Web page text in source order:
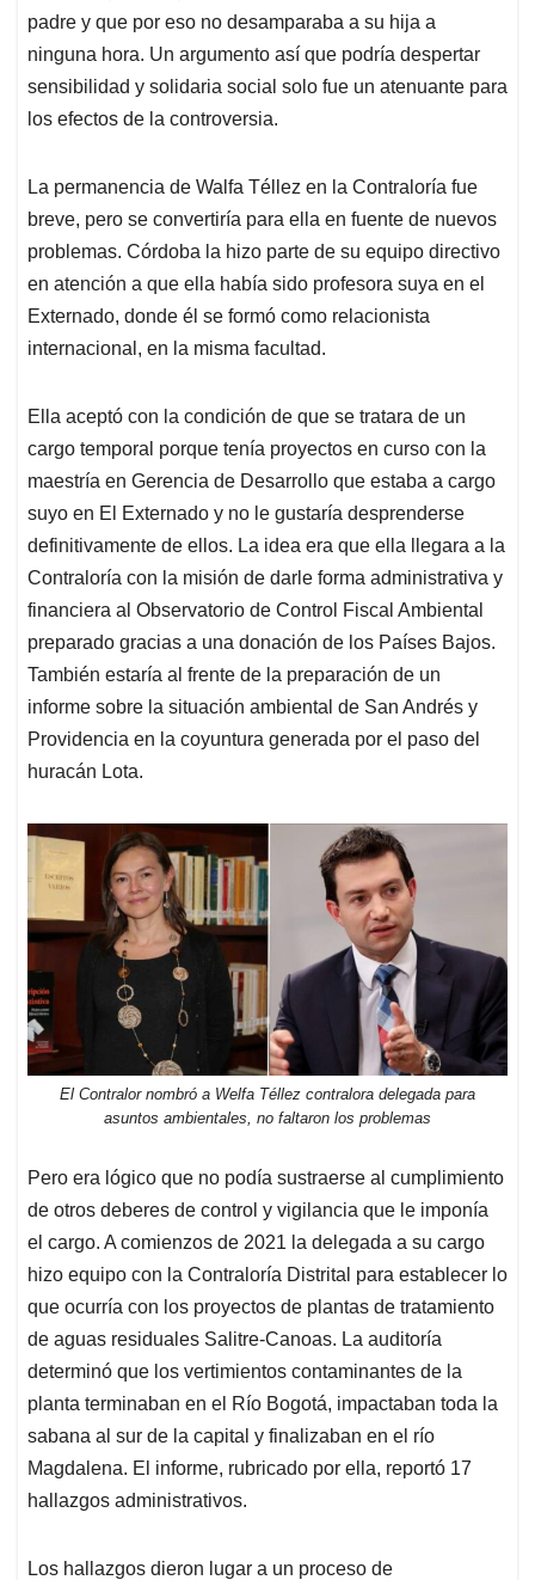
padre y que por eso no desamparaba a su hija a
ninguna hora. Un argumento así que podría despertar
sensibilidad y solidaria social solo fue un atenuante para
los efectos de la controversia.
La permanencia de Walfa Téllez en la Contraloría fue
breve, pero se convertiría para ella en fuente de nuevos
problemas. Córdoba la hizo parte de su equipo directivo
en atención a que ella había sido profesora suya en el
Externado, donde él se formó como relacionista
internacional, en la misma facultad.
Ella aceptó con la condición de que se tratara de un
cargo temporal porque tenía proyectos en curso con la
maestría en Gerencia de Desarrollo que estaba a cargo
suyo en El Externado y no le gustaría desprenderse
definitivamente de ellos. La idea era que ella llegara a la
Contraloría con la misión de darle forma administrativa y
financiera al Observatorio de Control Fiscal Ambiental
preparado gracias a una donación de los Países Bajos.
También estaría al frente de la preparación de un
informe sobre la situación ambiental de San Andrés y
Providencia en la coyuntura generada por el paso del
huracán Lota.
El Contralor nombró a Welfa Téllez contralora delegada para
asuntos ambientales, no faltaron los problemas
Pero era lógico que no podía sustraerse al cumplimiento
de otros deberes de control y vigilancia que le imponía
el cargo. A comienzos de 2021 la delegada a su cargo
hizo equipo con la Contraloría Distrital para establecer lo
que ocurría con los proyectos de plantas de tratamiento
de aguas residuales Salitre-Canoas. La auditoría
determinó que los vertimientos contaminantes de la
planta terminaban en el Río Bogotá, impactaban toda la
sabana al sur de la capital y finalizaban en el río
Magdalena. El informe, rubricado por ella, reportó 17
hallazgos administrativos.
Los hallazgos dieron lugar a un proceso de